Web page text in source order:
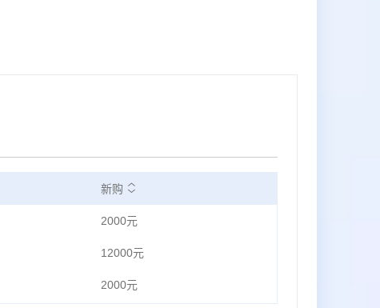
新购
2000元
12000元
2000元